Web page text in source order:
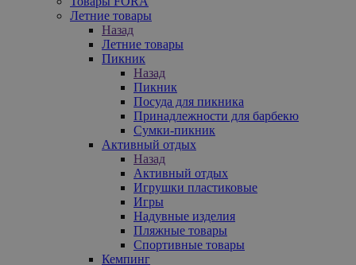
Летние товары
Назад
Летние товары
Пикник
Назад
Пикник
Посуда для пикника
Принадлежности для барбекю
Сумки-пикник
Активный отдых
Назад
Активный отдых
Игрушки пластиковые
Игры
Надувные изделия
Пляжные товары
Спортивные товары
Кемпинг